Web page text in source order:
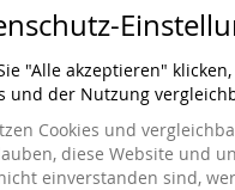
"Alle akzeptieren"
und der Nutzung
Cookies und
diese Website und
einverstanden sind,